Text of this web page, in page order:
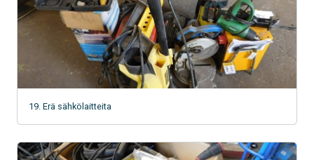
19. Erä sähkölaitteita